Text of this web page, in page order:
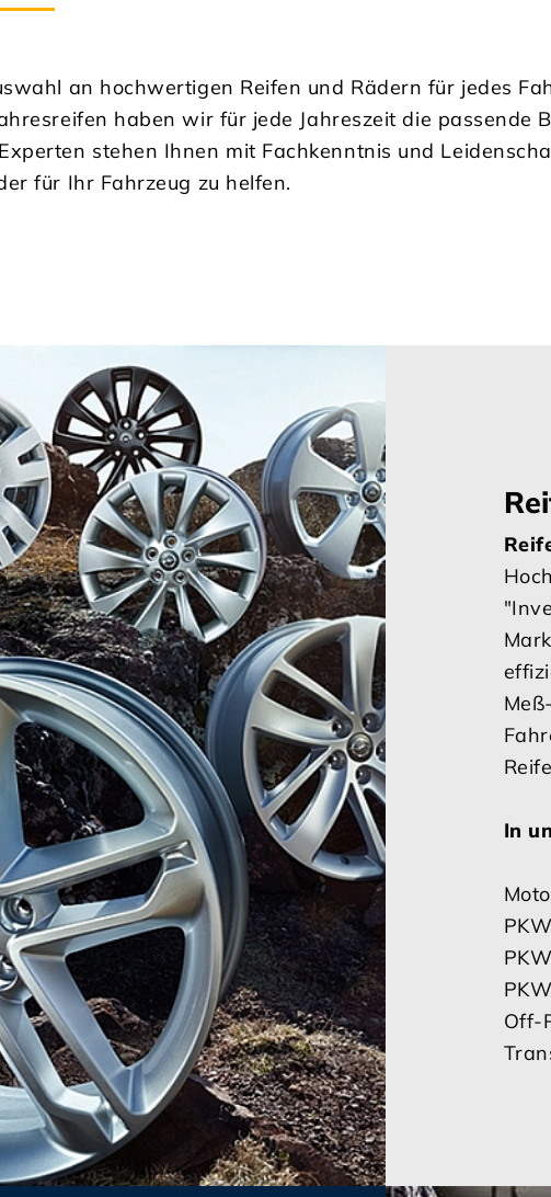
an hochwertigen Reifen und Rädern für jedes
haben wir für jede Jahreszeit die passende
stehen Ihnen mit Fachkenntnis und
für Ihr Fahrzeug zu helfen.
In
Off-